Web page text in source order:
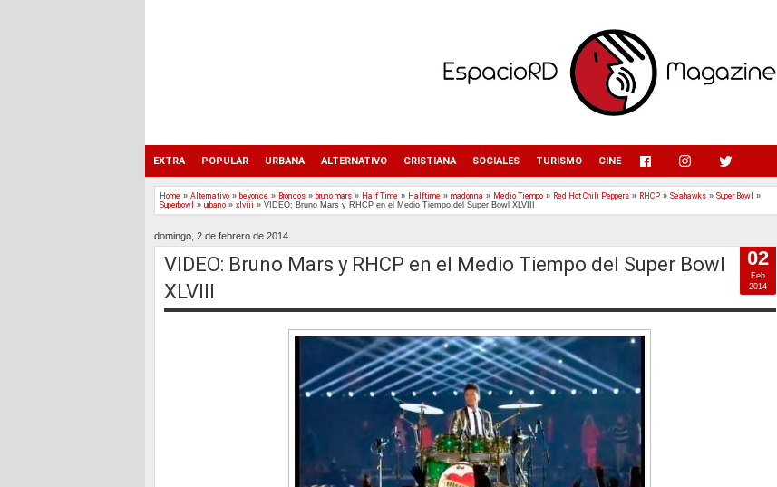
EXTRA POPULAR URBANA ALTERNATIVO CRISTIANA SOCIALES TURISMO CINE
Home » Alternativo » beyonce » Broncos » bruno mars » Half Time » Halftime » madonna » Medio Tiempo » Red Hot Chili Peppers » RHCP » Seahawks » Super Bowl »
Superbowl » urbano » xlviii » VIDEO: Bruno Mars y RHCP en el Medio Tiempo del Super Bowl XLVIII
domingo, 2 de febrero de 2014
VIDEO: Bruno Mars y RHCP en el Medio Tiempo del Super Bowl
XLVIII
02
Feb
2014